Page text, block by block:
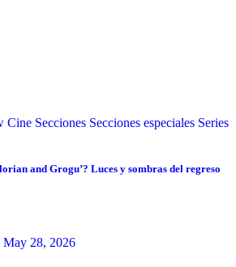
Cine Secciones Secciones especiales Series
and Grogu’? Luces y sombras del regreso
May 28, 2026